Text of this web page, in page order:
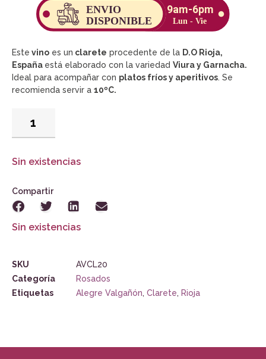
Este vino es un clarete procedente de la D.O Rioja,
España está elaborado con la variedad Viura y Garnacha.
Ideal para acompañar con platos fríos y aperitivos. Se
recomienda servir a 10ºC.
Sin existencias
Compartir
Sin existencias
SKU
AVCL20
Categoría
Rosados
Etiquetas
Alegre Valgañón, Clarete, Rioja